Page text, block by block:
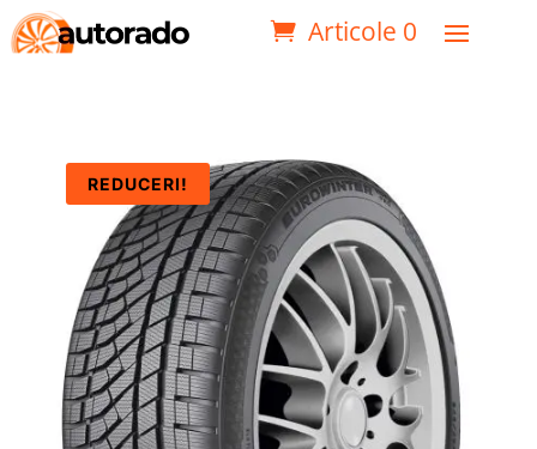
Articole 0
REDUCERI!